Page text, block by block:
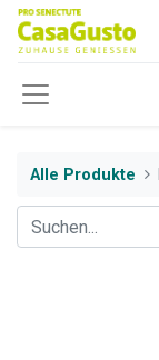
Alle Produkte